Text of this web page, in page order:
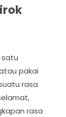
satu
pakai
rasa
rasa